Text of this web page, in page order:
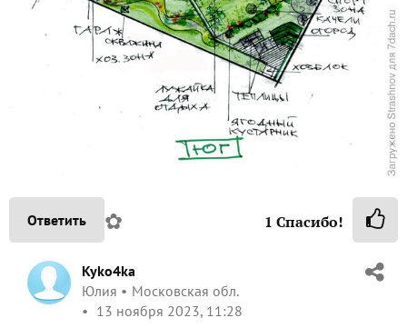
Ответить ✿ 1 Спасибо!
Kyko4ka
Юлия
Московская обл.
13 ноября 2023, 11:28